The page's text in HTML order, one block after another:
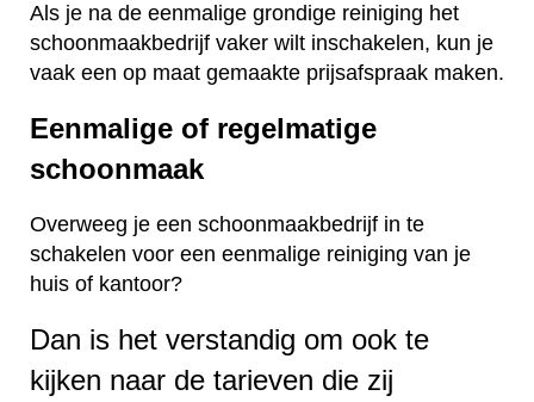
Als je na de eenmalige grondige reiniging het
schoonmaakbedrijf vaker wilt inschakelen, kun je
vaak een op maat gemaakte prijsafspraak maken.
Eenmalige of regelmatige
schoonmaak
Overweeg je een schoonmaakbedrijf in te
schakelen voor een eenmalige reiniging van je
huis of kantoor?
Dan is het verstandig om ook te
kijken naar de tarieven die zij